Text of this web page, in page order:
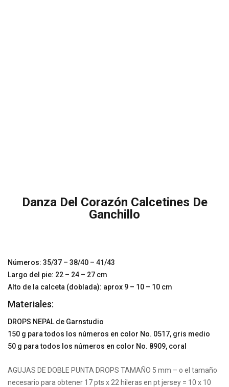
Danza Del Corazón Calcetines De
Ganchillo
Números: 35/37 – 38/40 – 41/43
Largo del pie: 22 – 24 – 27 cm
Alto de la calceta (doblada): aprox 9 – 10 – 10 cm
Materiales:
DROPS NEPAL de Garnstudio
150 g para todos los números en color No. 0517, gris medio
50 g para todos los números en color No. 8909, coral
AGUJAS DE DOBLE PUNTA DROPS TAMAÑO 5 mm – o el tamaño
necesario para obtener 17 pts x 22 hileras en pt jersey = 10 x 10